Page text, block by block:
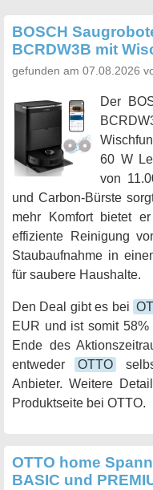
BOSCH
BCRDW3B mit
gefunden am 07.08.2026
Der
60 W
von
und Carbon-Bürste
mehr Komfort bietet
effiziente Reinigung
Staubaufnahme in
für saubere Haushalte.
Den Deal gibt es bei
EUR und ist somit
Ende des
entweder
OTTO
Anbieter. Weitere
Produktseite bei OTTO.
OTTO home
BASIC und